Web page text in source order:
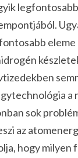
sok
az
hogy